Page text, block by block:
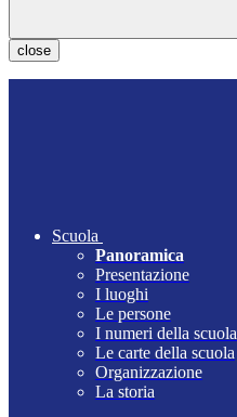
close
Scuola
Panoramica
Presentazione
I luoghi
Le persone
I numeri della scuola
Le carte della scuola
Organizzazione
La storia